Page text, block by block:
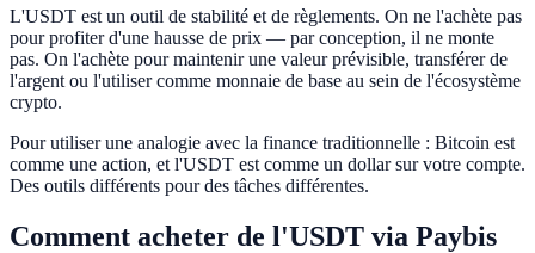
L'USDT est un outil de stabilité et de règlements. On ne l'achète pas
pour profiter d'une hausse de prix — par conception, il ne monte
pas. On l'achète pour maintenir une valeur prévisible, transférer de
l'argent ou l'utiliser comme monnaie de base au sein de l'écosystème
crypto.
Pour utiliser une analogie avec la finance traditionnelle : Bitcoin est
comme une action, et l'USDT est comme un dollar sur votre compte.
Des outils différents pour des tâches différentes.
Comment acheter de l'USDT via Paybis